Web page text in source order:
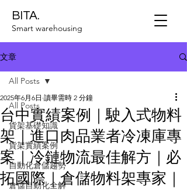
BITA.
Smart warehousing
文章
All Posts
貨架基礎知識
貨架實績案例
自動化倉儲趨勢
倉儲自動化全解
All Posts
台中實績案例｜駛入式物料
架｜進口肉品業者冷凍庫專
案｜冷鏈物流最佳解方｜必
拓國際｜倉儲物料架專家｜
2025年6月6日 讀畢需時 2 分鐘